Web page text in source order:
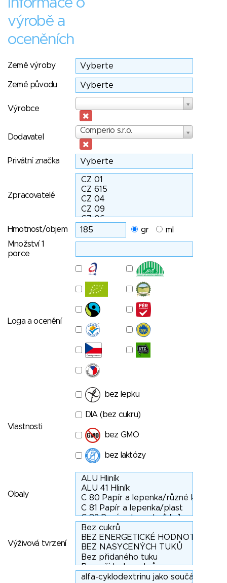
Informace o
výrobě a
oceněních
Země výroby
Země původu
Výrobce
Dodavatel
Comperio s.r.o.
Dodavatel
Privátní značka
Zpracovatelé
Hmotnost/objem gr
ml
Množství 1
porce
Loga a ocenění
Vlastnosti
bez lepku
DIA (bez cukru)
bez GMO
bez laktózy
Obaly
Výživová tvrzení